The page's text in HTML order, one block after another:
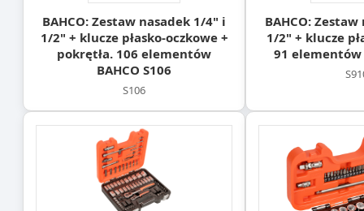
BAHCO: Zestaw nasadek 1/4" i
1/2" + klucze płasko-oczkowe +
pokrętła. 106 elementów
BAHCO S106
S106
BAHCO:
1/2" + klucze
91 elementów